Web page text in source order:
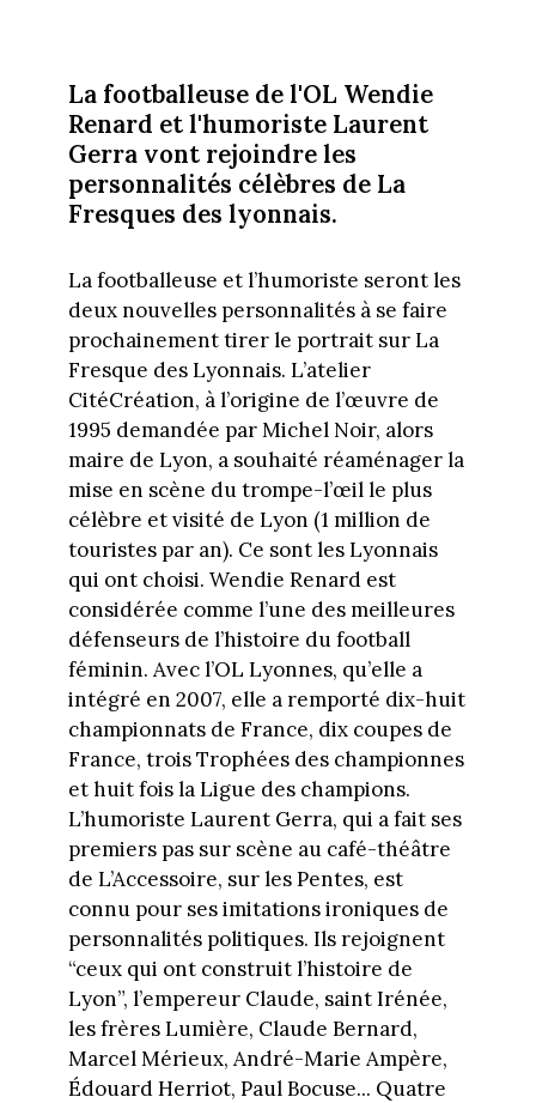
La footballeuse de l'OL Wendie
Renard et l'humoriste Laurent
Gerra vont rejoindre les
personnalités célèbres de La
Fresques des lyonnais.
La footballeuse et l’humoriste seront les
deux nouvelles personnalités à se faire
prochainement tirer le portrait sur La
Fresque des Lyonnais. L’atelier
CitéCréation, à l’origine de l’œuvre de
1995 demandée par Michel Noir, alors
maire de Lyon, a souhaité réaménager la
mise en scène du trompe-l’œil le plus
célèbre et visité de Lyon (1 million de
touristes par an). Ce sont les Lyonnais
qui ont choisi. Wendie Renard est
considérée comme l’une des meilleures
défenseurs de l’histoire du football
féminin. Avec l’OL Lyonnes, qu’elle a
intégré en 2007, elle a remporté dix-huit
championnats de France, dix coupes de
France, trois Trophées des championnes
et huit fois la Ligue des champions.
L’humoriste Laurent Gerra, qui a fait ses
premiers pas sur scène au café-théâtre
de L’Accessoire, sur les Pentes, est
connu pour ses imitations ironiques de
personnalités politiques. Ils rejoignent
“ceux qui ont construit l’histoire de
Lyon”, l’empereur Claude, saint Irénée,
les frères Lumière, Claude Bernard,
Marcel Mérieux, André-Marie Ampère,
Édouard Herriot, Paul Bocuse... Quatre